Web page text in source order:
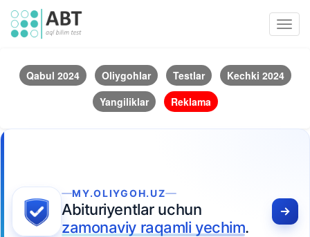
Qabul 2024 Oliygohlar Testlar
Kechki 2024
Yangiliklar
Reklama
MY.OLIYGOH.UZ
Abituriyentlar uchun
zamonaviy raqamli yechim.